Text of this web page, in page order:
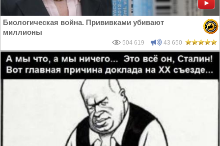
Биологическая война. Прививками убивают
миллионы
504 619 43 650